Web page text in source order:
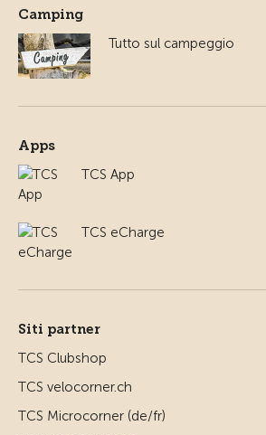
Camping
Tutto sul campeggio
Apps
TCS App
TCS eCharge
Siti partner
TCS Clubshop
TCS velocorner.ch
TCS Microcorner (de/fr)